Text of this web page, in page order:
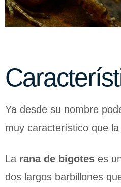
Ya desde su nombre
muy característico que
La rana de bigotes es
dos largos barbillones